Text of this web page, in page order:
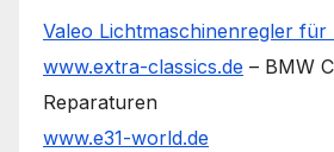
Valeo Lichtmaschinenregler für
www.extra-classics.de – BMW
Reparaturen
www.e31-world.de